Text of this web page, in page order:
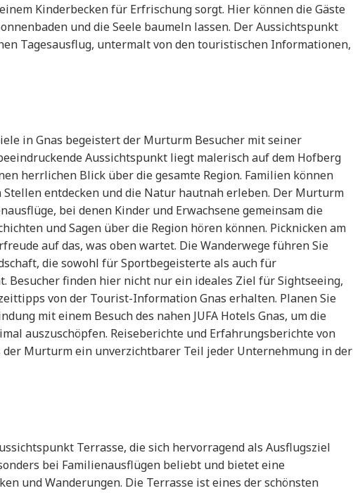
Kinderbecken für Erfrischung sorgt. Hier können die Gäste
und die Seele baumeln lassen. Der Aussichtspunkt
Tagesausflug, untermalt von den touristischen Informationen,
in Gnas begeistert der Murturm Besucher mit seiner
Aussichtspunkt liegt malerisch auf dem Hofberg
herrlichen Blick über die gesamte Region. Familien können
entdecken und die Natur hautnah erleben. Der Murturm
bei denen Kinder und Erwachsene gemeinsam die
und Sagen über die Region hören können. Picknicken am
auf das, was oben wartet. Die Wanderwege führen Sie
die sowohl für Sportbegeisterte als auch für
Besucher finden hier nicht nur ein ideales Ziel für Sightseeing,
von der Tourist-Information Gnas erhalten. Planen Sie
mit einem Besuch des nahen JUFA Hotels Gnas, um die
auszuschöpfen. Reiseberichte und Erfahrungsberichte von
der Murturm ein unverzichtbarer Teil jeder Unternehmung in der
Terrasse, die sich hervorragend als Ausflugsziel
bei Familienausflügen beliebt und bietet eine
und Wanderungen. Die Terrasse ist eines der schönsten